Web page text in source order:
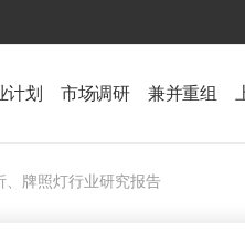
计划 市场调研 兼并重组
、牌照灯行业研究报告